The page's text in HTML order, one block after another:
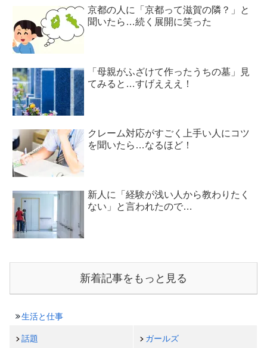
京都の人に「京都って滋賀の隣？」と
聞いたら…続く展開に笑った
「母親がふざけて作ったうちの墓」見
てみると…すげえええ！
クレーム対応がすごく上手い人にコツ
を聞いたら…なるほど！
新人に「経験が浅い人から教わりたく
ない」と言われたので…
新着記事をもっと見る
生活と仕事
話題 ガールズ